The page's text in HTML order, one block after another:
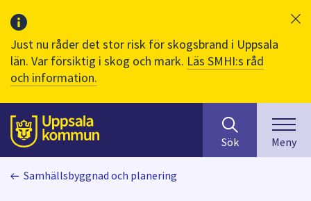
Just nu råder det stor risk för skogsbrand i Uppsala
län. Var försiktig i skog och mark. Läs SMHI:s råd
och information.
Till sidans
huvudinnehåll
efter
innehåll
på
Sök Meny
Samhällsbyggnad och planering